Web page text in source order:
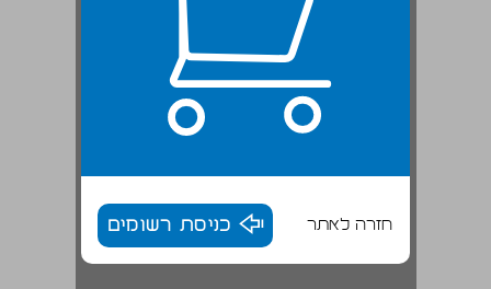
חזרה לאתר כניסת רשומים